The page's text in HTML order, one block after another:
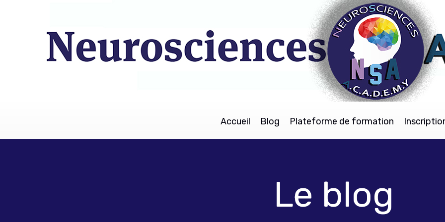
Accueil Blog Plateforme de formation
Le blog